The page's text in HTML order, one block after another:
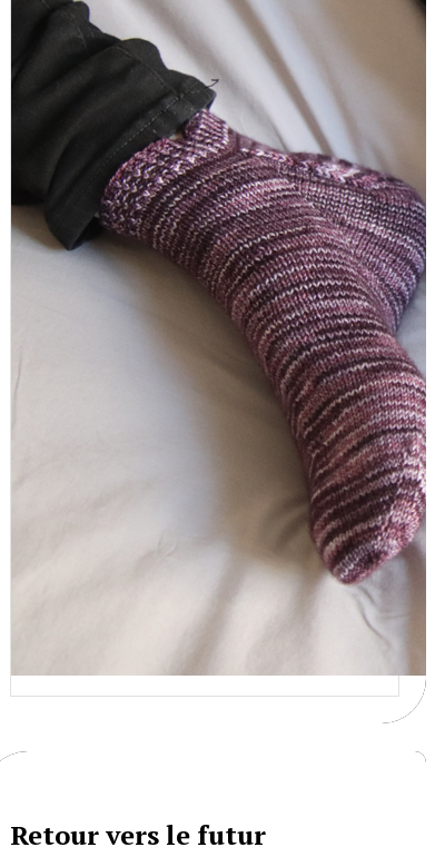
{Tricot} Le défi 2026 : Je
tricote mes socquettes
C’est la 4ème année consécutive
que j’organise un défi de…
Retour vers le futur